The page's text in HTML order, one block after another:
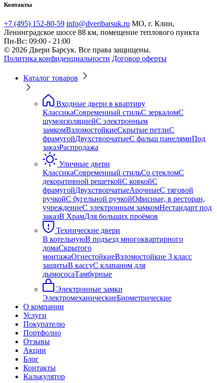
Контакты
+7 (495) 152-80-59 info@dveribarsuk.ru МО, г. Клин,
Ленинградское шоссе 88 км, помещение теплового пункта
Пн-Вс: 09:00 - 21:00
© 2026 Двери Барсук. Все права защищены.
Политика конфиденциальности Договор оферты
Каталог товаров
Входные двери в квартиру
КлассикаСовременный стильС зеркаломС
шумоизоляциейС электронным
замкомВзломостойкиеСкрытые петлиС
фрамугойДвухстворчатыеС фальш панелямиПод
заказРаспродажа
Уличные двери
КлассикаСовременный стильСо стекломС
декоративной решеткойС ковкойС
фрамугойДвухстворчатыеАрочныеС тяговой
ручкойС бугельной ручкойОфисные, в ресторан,
учреждениеС электронным замкомНестандарт под
заказВ ХрамДля больших проёмов
Технические двери
В котельнуюВ подъезд многоквартирного
домаСкрытого
монтажаОгнестойкиеВзломостойкие 3 класс
защитыВ кассуС клапаном для
дымососаТамбурные
Электронные замки
ЭлектромеханическиеБиометрические
О компании
Услуги
Покупателю
Портфолио
Отзывы
Акции
Блог
Контакты
Калькулятор